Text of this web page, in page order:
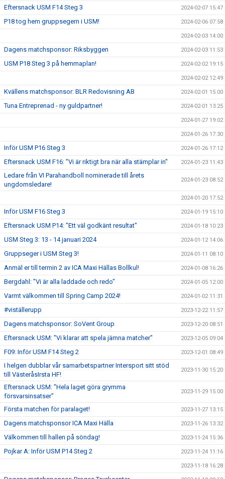
Eftersnack USM F14 Steg 3 2024-02-07 15:47
P18 tog hem gruppsegern i USM! 2024-02-06 07:58
2024-02-03 14:00
Dagens matchsponsor: Riksbyggen 2024-02-03 11:53
USM P18 Steg 3 på hemmaplan! 2024-02-02 19:15
2024-02-02 12:49
Kvällens matchsponsor: BLR Redovisning AB 2024-02-01 15:00
Tuna Entreprenad - ny guldpartner! 2024-02-01 13:25
2024-01-27 19:02
2024-01-26 17:30
Inför USM P16 Steg 3 2024-01-26 17:12
Eftersnack USM F16: "Vi är riktigt bra när alla stämplar in" 2024-01-23 11:43
Ledare från VI Parahandboll nominerade till årets
ungdomsledare!
2024-01-23 08:52
2024-01-20 17:52
Inför USM F16 Steg 3 2024-01-19 15:10
Eftersnack USM P14: "Ett väl godkänt resultat" 2024-01-18 10:23
USM Steg 3: 13 - 14 januari 2024 2024-01-12 14:06
Gruppseger i USM Steg 3! 2024-01-11 08:10
Anmäl er till termin 2 av ICA Maxi Hällas Bollkul! 2024-01-08 16:26
Bergdahl: "Vi är alla laddade och redo" 2024-01-05 12:00
Varmt välkommen till Spring Camp 2024! 2024-01-02 11:31
#viställerupp 2023-12-22 11:57
Dagens matchsponsor: SoVent Group 2023-12-20 08:51
Eftersnack USM: "Vi klarar att spela jämna matcher" 2023-12-05 09:04
F09: Inför USM F14 Steg 2 2023-12-01 08:49
I helgen dubblar vår samarbetspartner Intersport sitt stöd
till VästeråsIrsta HF!
2023-11-30 15:20
Eftersnack USM: "Hela laget göra grymma
försvarsinsatser"
2023-11-29 15:00
Första matchen för paralaget! 2023-11-27 13:15
Dagens matchsponsor ICA Maxi Hälla 2023-11-26 13:32
Välkommen till hallen på söndag! 2023-11-24 15:36
Pojkar A: Inför USM P14 Steg 2 2023-11-24 11:16
2023-11-18 16:28